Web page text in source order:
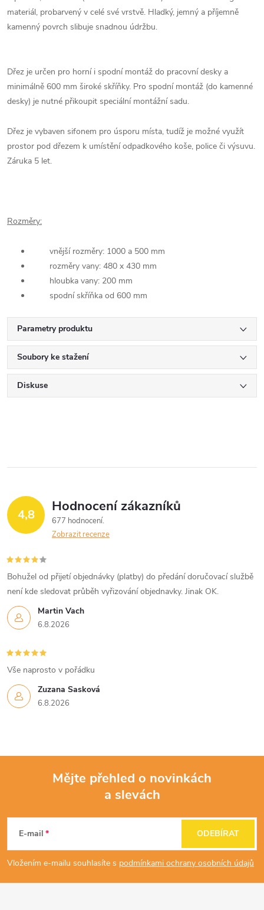
materiál, probarvený v celé své vrstvě. Hladký, jemný a příjemně
kamenný povrch slibuje snadnou údržbu.
Dřez je určen pro horní i spodní montáž do pracovní desky a
minimálně 600 mm široké skříňky. Pro spodní montáž (do kamenné
desky) je nutné přikoupit speciální montážní sadu.
Dřez je vybaven sifonem pro úsporu místa, tudíž je možné využít
prostor pod dřezem k umístění odpadkového koše, police či výsuvu.
Záruka 5 let.
Rozměry:
vnější rozměry: 1000 a 500 mm
rozměry vany: 480 x 430 mm
hloubka vany: 200 mm
spodní skříňka od 600 mm
Parametry produktu
Soubory ke stažení
Diskuse
4,8 Hodnocení zákazníků
677 hodnocení
Zobrazit recenze
Martin Vach
6.8.2026
Bohužel od přijetí objednávky (platby) do předání doručovací službě
není kde sledovat průběh vyřizování objednavky. Jinak OK.
Zuzana Sasková
6.8.2026
Vše naprosto v pořádku
p
a
Mějte přehled o novinkách
a slevách
E-mail
Vložením e-mailu souhlasíte s podmínkami ochrany osobních údajů
ODEBÍRAT